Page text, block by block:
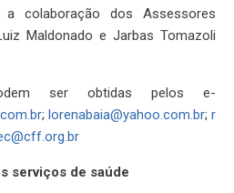
colaboração dos Assessores
Maldonado e Jarbas Tomazoli
ser obtidas pelos e-
; lorenabaia@yahoo.com.br; r
serviços de saúde